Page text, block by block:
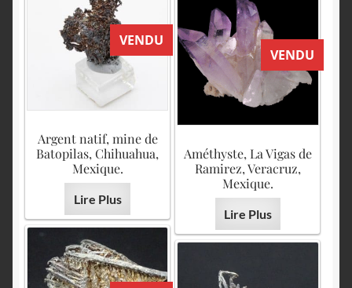
VENDU
Argent natif, mine de
Batopilas, Chihuahua,
Mexique.
Lire Plus
VENDU
Améthyste, La Vigas de
Ramirez, Veracruz,
Mexique.
Lire Plus